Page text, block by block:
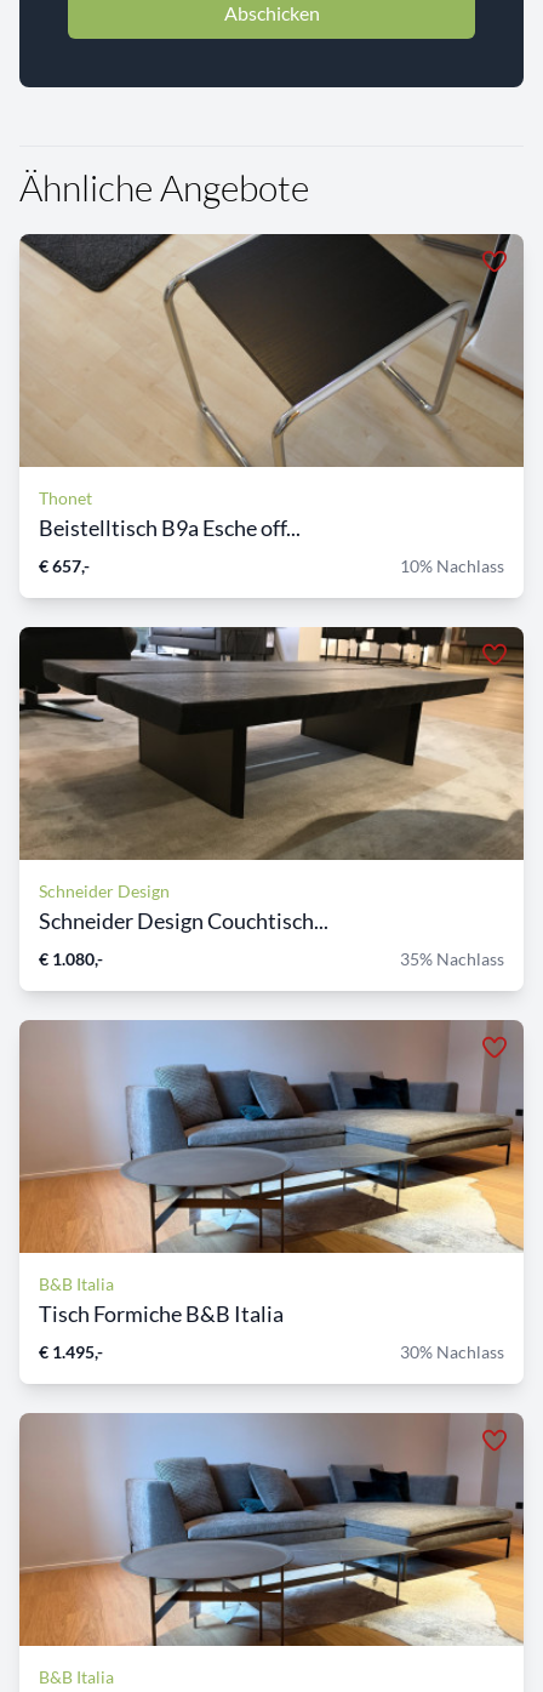
Abschicken
Ähnliche Angebote
Thonet
Beistelltisch B9a Esche off...
€ 657,- 10% Nachlass
Schneider Design
Schneider Design Couchtisch...
€ 1.080,- 35% Nachlass
B&B Italia
Tisch Formiche B&B Italia
€ 1.495,- 30% Nachlass
B&B Italia